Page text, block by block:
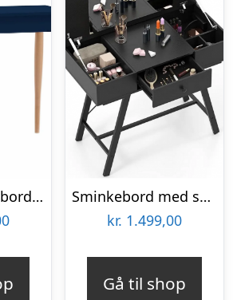
MAMO Sminkebord med spejl – 105x35cm Marineblå
Sminkebord med spejl i metal og møbelplade H80,5 – 124 x B96,5 x D46,5 cm – Sort/Sort
kr. 1.499,00
Gå til shop